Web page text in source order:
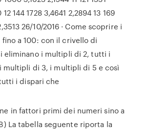
144 1728 3,4641 2,2894 13 169
26/10/2016 · Come scoprire i
a 100: con il crivello di
eliminano i multipli di 2, tutti i
multipli di 3, i multipli di 5 e così
i dispari che
in fattori primi dei numeri sino a
La tabella seguente riporta la